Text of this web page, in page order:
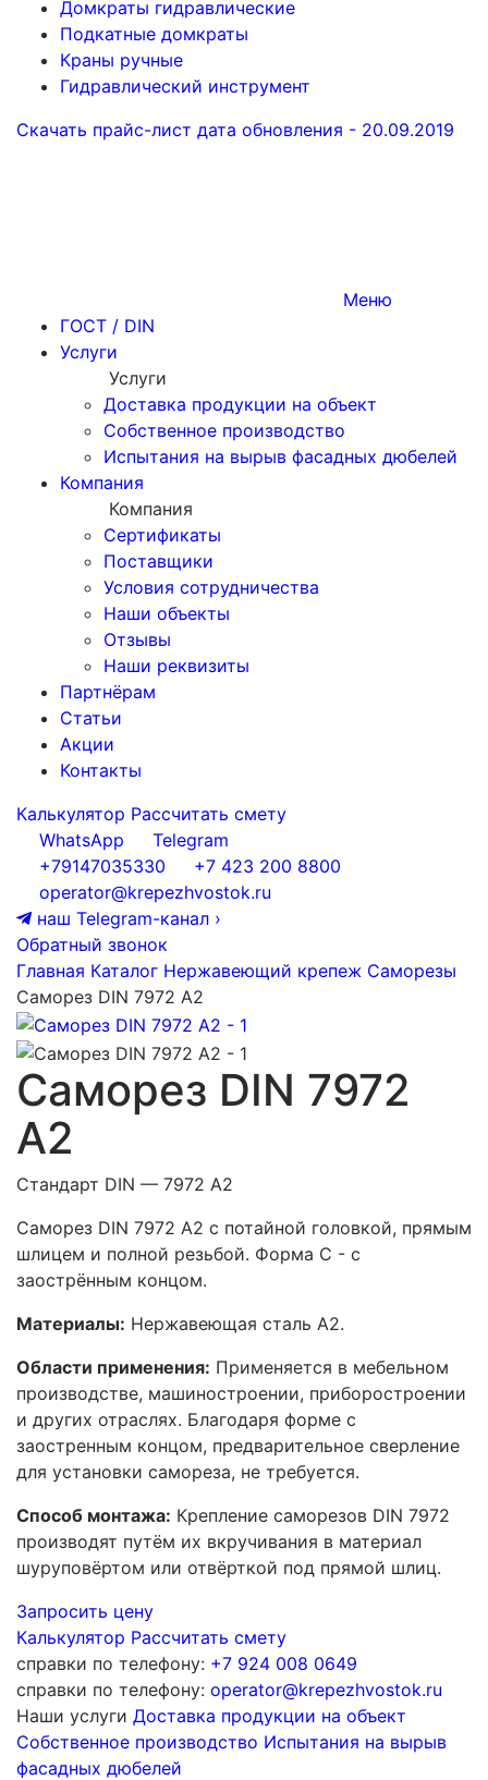
Домкраты гидравлические
Подкатные домкраты
Краны ручные
Гидравлический инструмент
Скачать прайс-лист дата обновления - 20.09.2019
Меню
ГОСТ / DIN
Услуги
Услуги
Доставка продукции на объект
Собственное производство
Испытания на вырыв фасадных дюбелей
Компания
Компания
Сертификаты
Поставщики
Условия сотрудничества
Наши объекты
Отзывы
Наши реквизиты
Партнёрам
Статьи
Акции
Контакты
Калькулятор Рассчитать смету
WhatsApp
Telegram
+79147035330
+7 423 200 8800
operator@krepezhvostok.ru
наш Telegram-канал ›
Обратный звонок
Главная Каталог Нержавеющий крепеж Саморезы
Саморез DIN 7972 A2
Саморез DIN 7972
A2
Стандарт DIN — 7972 A2
Саморез DIN 7972 A2 с потайной головкой, прямым
шлицем и полной резьбой. Форма С - с
заострённым концом.
Материалы: Нержавеющая сталь А2.
Области применения: Применяется в мебельном
производстве, машиностроении, приборостроении
и других отраслях. Благодаря форме с
заостренным концом, предварительное сверление
для установки самореза, не требуется.
Способ монтажа: Крепление саморезов DIN 7972
производят путём их вкручивания в материал
шуруповёртом или отвёрткой под прямой шлиц.
Запросить цену
Калькулятор Рассчитать смету
справки по телефону: +7 924 008 0649
справки по телефону: operator@krepezhvostok.ru
Наши услуги Доставка продукции на объект
Собственное производство Испытания на вырыв
фасадных дюбелей